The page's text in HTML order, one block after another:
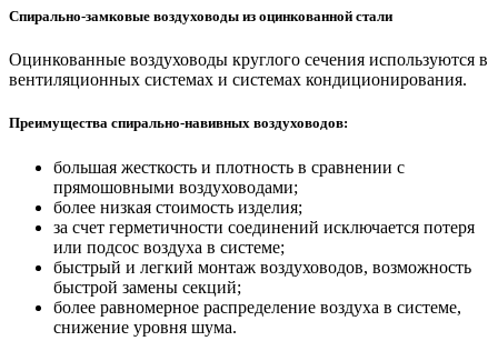
Спирально-замковые воздуховоды из оцинкованной стали
Оцинкованные воздуховоды круглого сечения используются в
вентиляционных системах и системах кондиционирования.
Преимущества спирально-навивных воздуховодов:
большая жесткость и плотность в сравнении с
прямошовными воздуховодами;
более низкая стоимость изделия;
за счет герметичности соединений исключается потеря
или подсос воздуха в системе;
быстрый и легкий монтаж воздуховодов, возможность
быстрой замены секций;
более равномерное распределение воздуха в системе,
снижение уровня шума.